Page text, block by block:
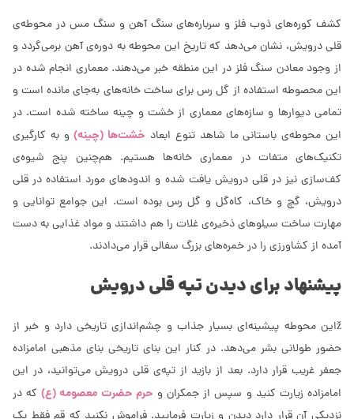
کشف کوره‌های ذوب فلز و سرباره‌های سنگ آهن و سنگ مس در محوطه‌ی
قلی درویش، نشان می‌دهد که تاریخ این محوطه به دوره‌ی آهن برمی‌گردد و
از وجود معادن سنگ فلز در این منطقه خبر می‌دهند. معماری انجام شده در
این محصوطه استفاده از گل رس برای ساخت خانه‌های به‌جای مانده است و
تمامی دیوارها و سازه‌های معماری از خشت و چینه ساخته شده است. در
این محوطه‌ی باستانی ما شاهد تنوع ابعاد‌ خشت‌ها (چینه)و به کارگیری
تکنیک‌های متفات در معماری خانه‌ها هستیم. هم‌چنین پنج شیوه‌ی
کف‌سازی نیز در قلی درویش یافت شده و اندودهای مورد استفاده در قلی
درویش، گچ و خاک، کاه‌گل و گل رس بوده است. این جوامع توانایی و
مهارت ساخت سیلوهای ذخیره‌ی غلات را هم داشتند و مواد غذایی به دست
آمده از کشاورزی را در خمره‌های بزرگ سفالی قرار می‌دادند.
پیشنهاد برای دیدن تپه قلی درویش
žاین محوطه پیشینه‌ای بسیار جذاب و چشم‌اندازی تاریخی دارد و خبر از
حضور طولانی بشر می‌دهد. در کنار این بنای تاریخی بنای مذهبی امامزاده
جعفر غریب قرار دارد. بعد از بازید از تپه‌ی قلی درویش می‌توانید، در این
امامزاده زیارت کنید و سپس از جمکران و حرم حضرت معصومه (ع)که در